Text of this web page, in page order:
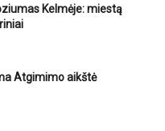
Kelmėje: miestą
Atgimimo aikštė